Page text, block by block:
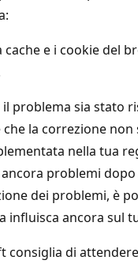
cache e i cookie del
il problema sia stato
che la correzione non
nella tua
problemi dopo
dei problemi, è
influisca ancora sul
consiglia di